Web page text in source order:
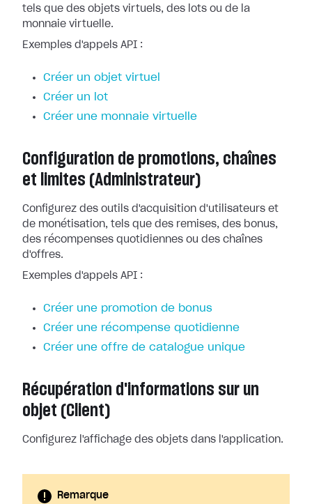
tels que des objets virtuels, des lots ou de la
monnaie virtuelle.
Exemples d'appels API :
Créer un objet virtuel
Créer un lot
Créer une monnaie virtuelle
Configuration de promotions, chaînes
et limites (Administrateur)
Configurez des outils d'acquisition d'utilisateurs et
de monétisation, tels que des remises, des bonus,
des récompenses quotidiennes ou des chaînes
d'offres.
Exemples d'appels API :
Créer une promotion de bonus
Créer une récompense quotidienne
Créer une offre de catalogue unique
Récupération d'informations sur un
objet (Client)
Configurez l'affichage des objets dans l'application.
Remarque